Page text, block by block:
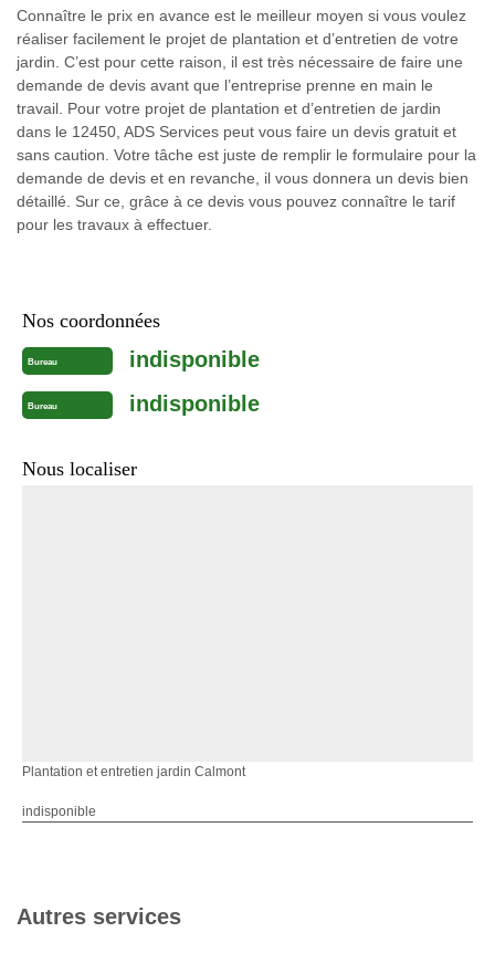
Connaître le prix en avance est le meilleur moyen si vous voulez
réaliser facilement le projet de plantation et d’entretien de votre
jardin. C’est pour cette raison, il est très nécessaire de faire une
demande de devis avant que l’entreprise prenne en main le
travail. Pour votre projet de plantation et d’entretien de jardin
dans le 12450, ADS Services peut vous faire un devis gratuit et
sans caution. Votre tâche est juste de remplir le formulaire pour la
demande de devis et en revanche, il vous donnera un devis bien
détaillé. Sur ce, grâce à ce devis vous pouvez connaître le tarif
pour les travaux à effectuer.
Nos coordonnées
Bureau indisponible
Bureau indisponible
Nous localiser
Plantation et entretien jardin Calmont
indisponible
Autres services